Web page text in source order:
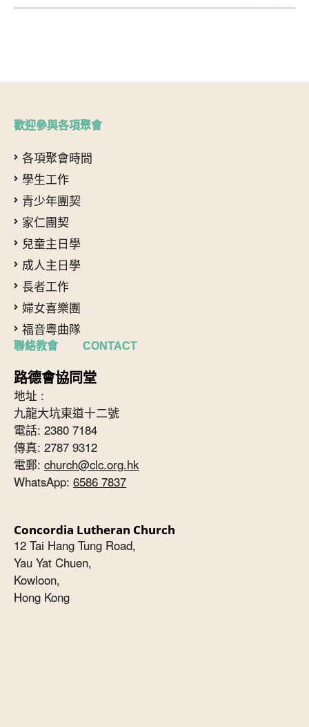
歡迎參與各項聚會
各項聚會時間
學生工作
青少年團契
家仁團契
兒童主日學
成人主日學
長者工作
婦女喜樂團
福音粵曲隊
聯絡教會 CONTACT
路德會協同堂
地址 :
九龍大坑東道十二號
電話: 2380 7184
傳真: 2787 9312
電郵: church@clc.org.hk
WhatsApp: 6586 7837
Concordia Lutheran Church
12 Tai Hang Tung Road,
Yau Yat Chuen,
Kowloon,
Hong Kong